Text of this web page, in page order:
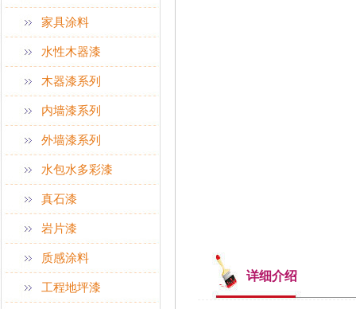
家具涂料
水性木器漆
木器漆系列
内墙漆系列
外墙漆系列
水包水多彩漆
真石漆
岩片漆
质感涂料
工程地坪漆
详细介绍